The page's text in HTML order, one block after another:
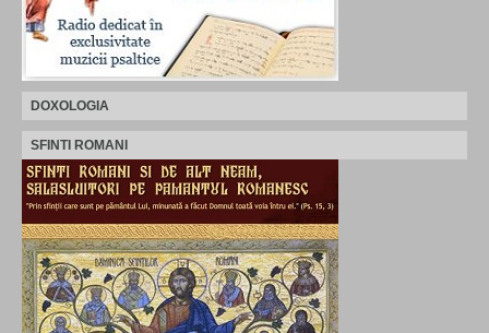
DOXOLOGIA
SFINTI ROMANI